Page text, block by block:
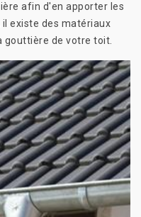
afin d'en apporter les
il existe des matériaux
gouttière de votre toit.